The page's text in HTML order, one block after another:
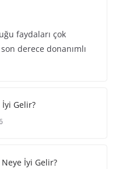
faydaları çok
derece donanımlı
Gelir?
İyi Gelir?